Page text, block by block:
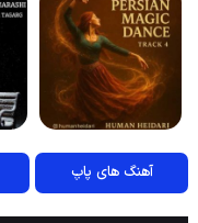
آهنگ های پاپ